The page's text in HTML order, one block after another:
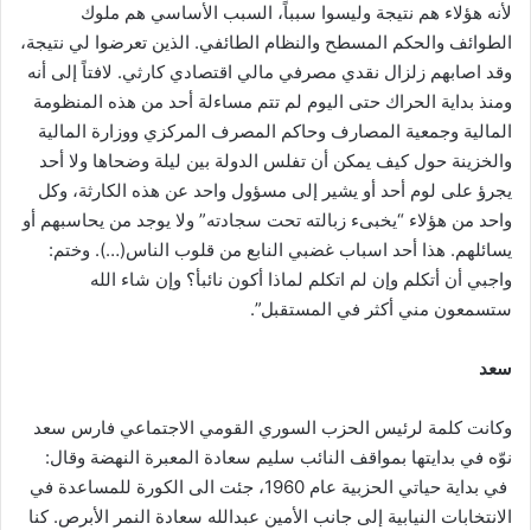
لأنه هؤلاء هم نتيجة وليسوا سبباً، السبب الأساسي هم ملوك
الطوائف والحكم المسطح والنظام الطائفي. الذين تعرضوا لي نتيجة،
وقد اصابهم زلزال نقدي مصرفي مالي اقتصادي كارثي. لافتاً إلى أنه
ومنذ بداية الحراك حتى اليوم لم تتم مساءلة أحد من هذه المنظومة
المالية وجمعية المصارف وحاكم المصرف المركزي ووزارة المالية
والخزينة حول كيف يمكن أن تفلس الدولة بين ليلة وضحاها ولا أحد
يجرؤ على لوم أحد أو يشير إلى مسؤول واحد عن هذه الكارثة، وكل
واحد من هؤلاء “يخبىء زبالته تحت سجادته” ولا يوجد من يحاسبهم أو
يسائلهم. هذا أحد اسباب غضبي النابع من قلوب الناس(…). وختم:
واجبي أن أتكلم وإن لم اتكلم لماذا أكون نائبأ؟ وإن شاء الله
ستسمعون مني أكثر في المستقبل”.
سعد
وكانت كلمة لرئيس الحزب السوري القومي الاجتماعي فارس سعد
نوّه في بدايتها بمواقف النائب سليم سعادة المعبرة النهضة وقال:
في بداية حياتي الحزبية عام 1960، جئت الى الكورة للمساعدة في
الانتخابات النيابية إلى جانب الأمين عبدالله سعادة النمر الأبرص. كنا